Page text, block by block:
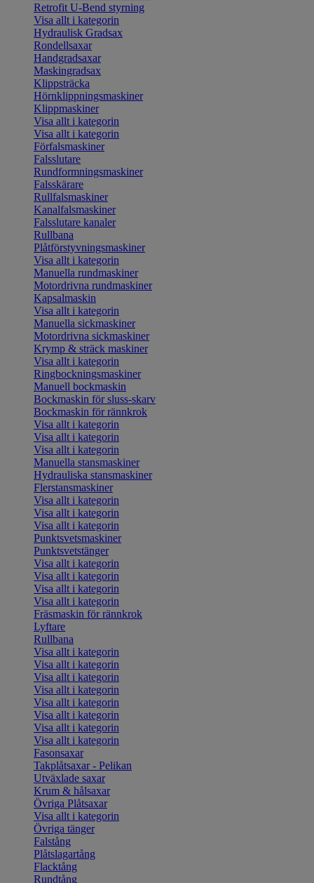
Retrofit U-Bend styrning
Visa allt i kategorin
Hydraulisk Gradsax
Rondellsaxar
Handgradsaxar
Maskingradsax
Klippsträcka
Hörnklippningsmaskiner
Klippmaskiner
Visa allt i kategorin
Visa allt i kategorin
Förfalsmaskiner
Falsslutare
Rundformningsmaskiner
Falsskärare
Rullfalsmaskiner
Kanalfalsmaskiner
Falsslutare kanaler
Rullbana
Plåtförstyvningsmaskiner
Visa allt i kategorin
Manuella rundmaskiner
Motordrivna rundmaskiner
Kapsalmaskin
Visa allt i kategorin
Manuella sickmaskiner
Motordrivna sickmaskiner
Krymp & sträck maskiner
Visa allt i kategorin
Ringbockningsmaskiner
Manuell bockmaskin
Bockmaskin för sluss-skarv
Bockmaskin för rännkrok
Visa allt i kategorin
Visa allt i kategorin
Visa allt i kategorin
Manuella stansmaskiner
Hydrauliska stansmaskiner
Flerstansmaskiner
Visa allt i kategorin
Visa allt i kategorin
Visa allt i kategorin
Punktsvetsmaskiner
Punktsvetstänger
Visa allt i kategorin
Visa allt i kategorin
Visa allt i kategorin
Visa allt i kategorin
Fräsmaskin för rännkrok
Lyftare
Rullbana
Visa allt i kategorin
Visa allt i kategorin
Visa allt i kategorin
Visa allt i kategorin
Visa allt i kategorin
Visa allt i kategorin
Visa allt i kategorin
Visa allt i kategorin
Fasonsaxar
Takplåtsaxar - Pelikan
Utväxlade saxar
Krum & hålsaxar
Övriga Plåtsaxar
Visa allt i kategorin
Övriga tänger
Falstång
Plåtslagartång
Flacktång
Rundtång